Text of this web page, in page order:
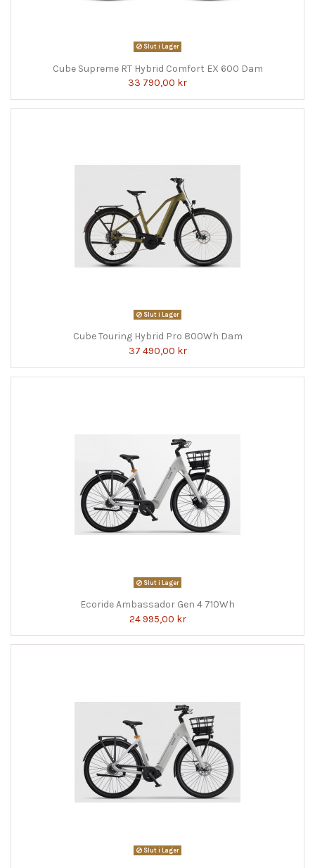
Slut i Lager
Cube Supreme RT Hybrid Comfort EX 600 Dam
33 790,00 kr
Slut i Lager
Cube Touring Hybrid Pro 800Wh Dam
37 490,00 kr
Slut i Lager
Ecoride Ambassador Gen 4 710Wh
24 995,00 kr
Slut i Lager